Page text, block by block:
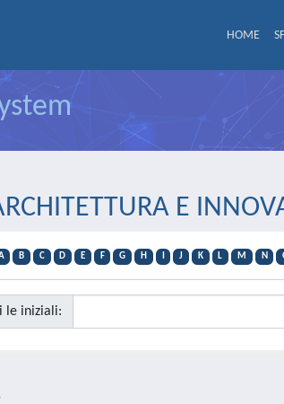
HOME
E
B C D E F G H J K L M N
le iniziali: